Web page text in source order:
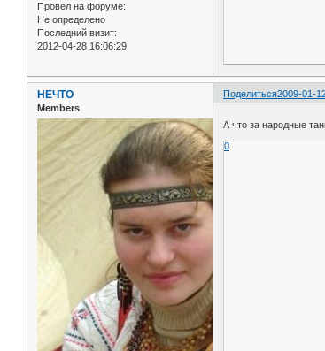
Провел на форуме:
Не определено
Последний визит:
2012-04-28 16:06:29
Поделиться2009-01-
НЕЧТО
Members
А что за народные
0